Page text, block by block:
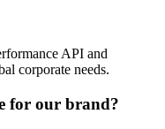
API and
corporate needs.
for our brand?